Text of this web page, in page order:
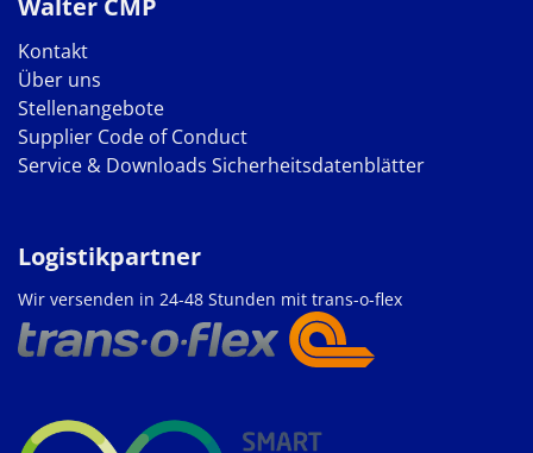
Kontakt
Über uns
Stellenangebote
Supplier Code of Conduct
Service & Downloads Sicherheitsdatenblätter
Logistikpartner
Wir versenden in 24-48 Stunden mit trans-o-flex